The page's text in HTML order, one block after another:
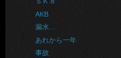
AKB
漏水…
あれから一年
事故